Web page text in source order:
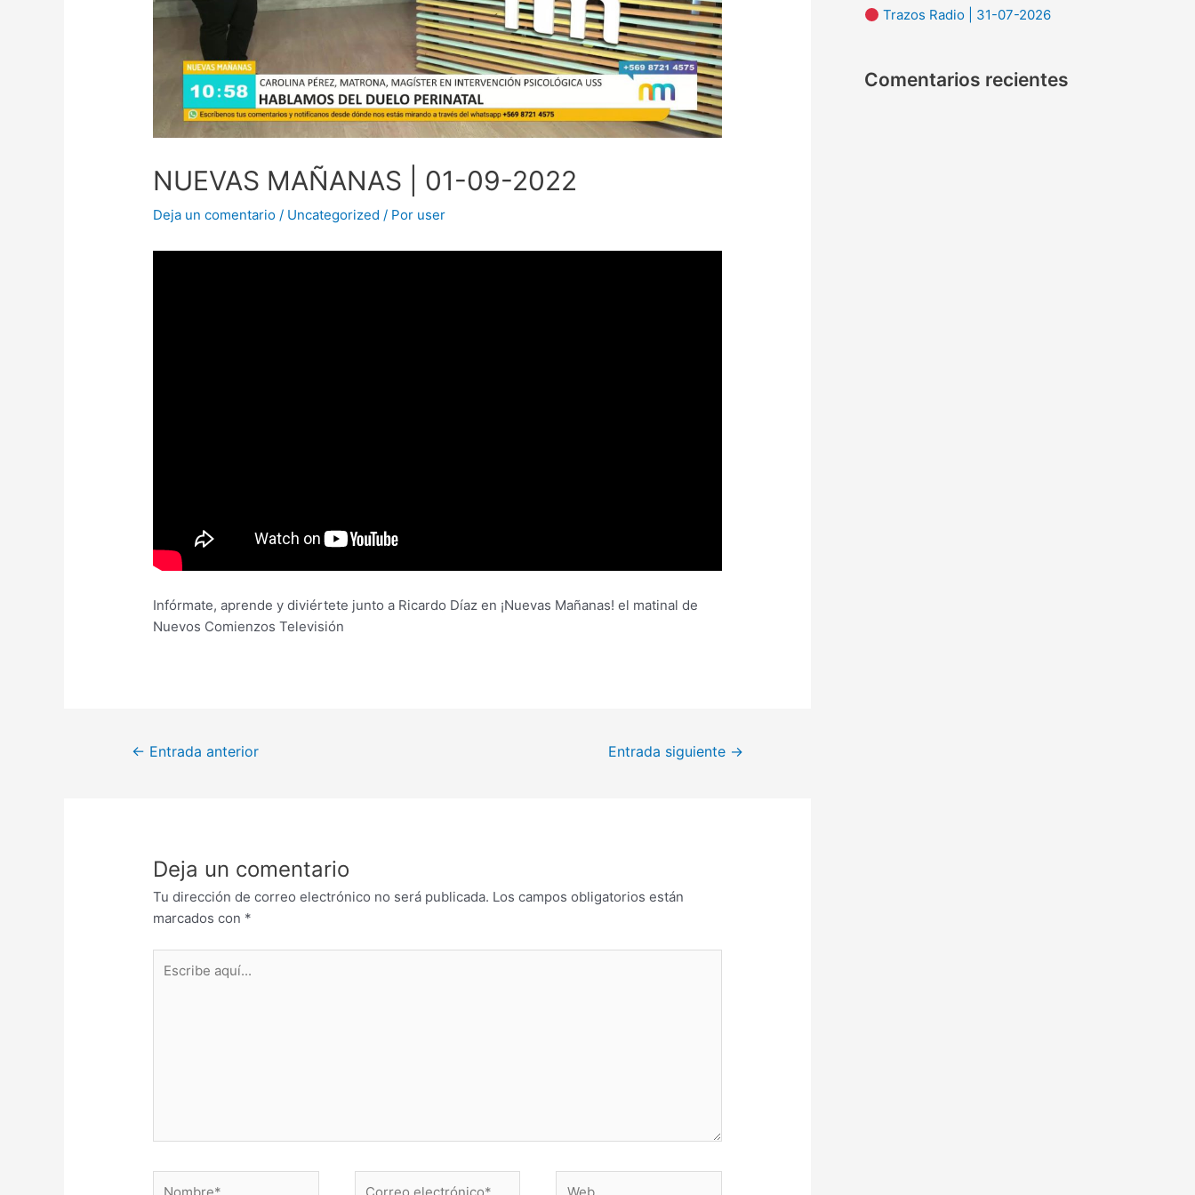
NUEVAS MAÑANAS | 01-09-2022
Deja un comentario / Uncategorized / Por user
Infórmate, aprende y diviértete junto a Ricardo Díaz en ¡Nuevas Mañanas! el matinal de
Nuevos Comienzos Televisión
← Entrada anterior Entrada siguiente →
Deja un comentario
Tu dirección de correo electrónico no será publicada. Los campos obligatorios están
marcados con *
aquí...
:
Trazos Radio | 31-07-2026
Comentarios recientes